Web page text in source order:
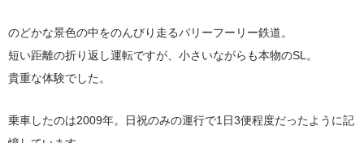
のどかな景色の中をのんびり走るバリーフーリー鉄道。
短い距離の折り返し運転ですが、小さいながらも本物のSL。
貴重な体験でした。
乗車したのは2009年。日祝のみの運行で1日3便程度だったように記